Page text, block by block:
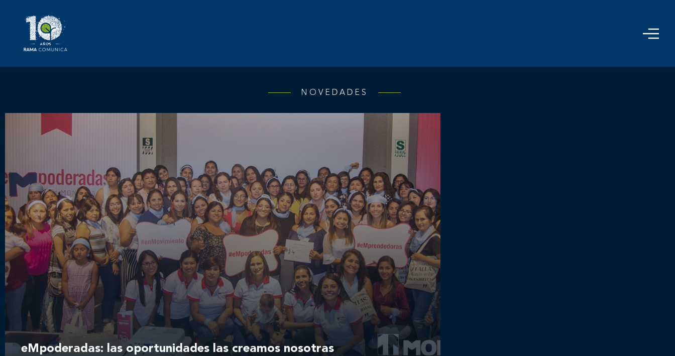
NOVEDADES
eMpoderadas: las oportunidades las creamos nosotras